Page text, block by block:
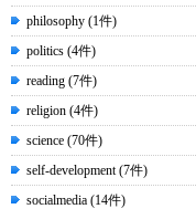
philosophy (1件)
politics (4件)
reading (7件)
religion (4件)
science (70件)
self-development (7件)
socialmedia (14件)